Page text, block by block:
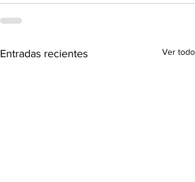
Entradas recientes Ver todo